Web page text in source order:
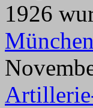
1926
München